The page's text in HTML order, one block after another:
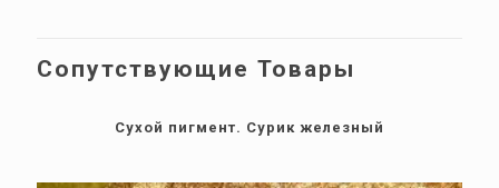
Сопутствующие Товары
Сухой пигмент. Сурик железный